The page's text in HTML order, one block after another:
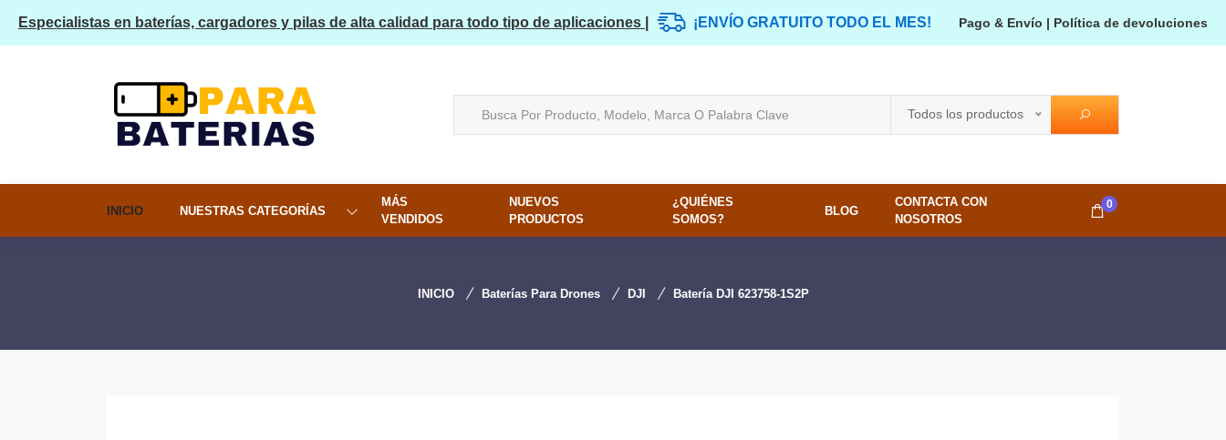
Especialistas en baterías, cargadores y pilas de alta calidad para todo tipo de aplicaciones | ¡ENVÍO GRATUITO TODO EL MES! Pago & Envío | Política de devoluciones
Todos los productos
INICIO NUESTRAS CATEGORÍAS
MÁS
VENDIDOS
NUEVOS
PRODUCTOS
¿QUIÉNES
SOMOS?
BLOG
CONTACTA CON
NOSOTROS
0
INICIO Baterías Para Drones DJI Batería DJI 623758-1S2P